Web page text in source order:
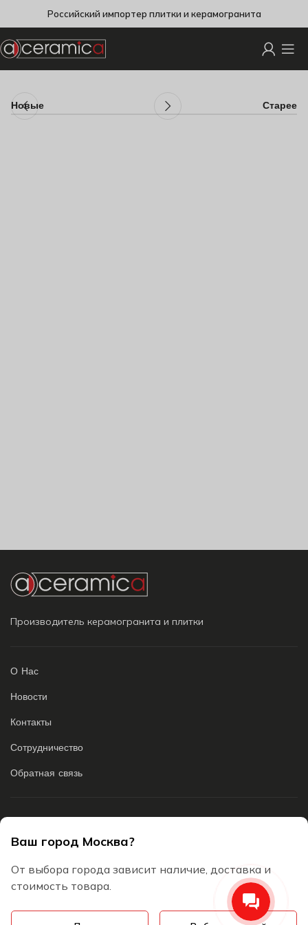
Ваш город Москва?
От выбора города зависит наличие, доставка и
стоимость товара.
Российский импортер плитки и керамогранита
Новые Старее
Производитель керамогранита и плитки
О Нас
Новости
Контакты
Сотрудничество
Обратная связь
Керамогранит
+7 (495) 988-01-41
8-800-775-26-72